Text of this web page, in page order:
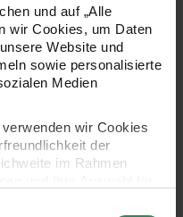
und auf „Alle
wir Cookies, um Daten
Website und
sowie personalisierte
Medien
wir Cookies
der
im Rahmen
oder kleinere
Handarbeit gefertigt.
einen schönen Glanz
kleine Kratzer.
Design von Mrs.